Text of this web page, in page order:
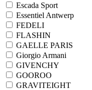
Escada Sport
Essentiel Antwerp
FEDELI
FLASHIN
GAELLE PARIS
Giorgio Armani
GIVENCHY
GOOROO
GRAVITEIGHT